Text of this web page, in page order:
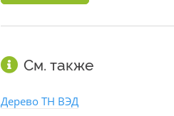
См. также
Дерево ТН ВЭД